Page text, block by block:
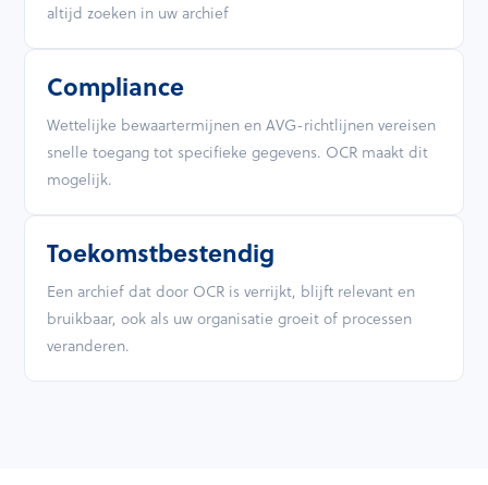
altijd zoeken in uw archief
Compliance
Wettelijke bewaartermijnen en AVG-richtlijnen vereisen
snelle toegang tot specifieke gegevens. OCR maakt dit
mogelijk.
Toekomstbestendig
Een archief dat door OCR is verrijkt, blijft relevant en
bruikbaar, ook als uw organisatie groeit of processen
veranderen.